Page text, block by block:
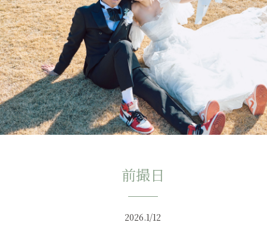
前撮日
2026.1/12